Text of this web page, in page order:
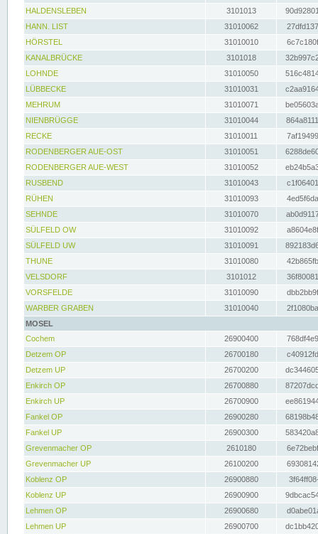
HALDENSLEBEN
3101013
HANN. LIST
31010062
HÖRSTEL
31010010
KANALBRÜCKE
3101018
LOHNDE
31010050
LÜBBECKE
31010031
MEHRUM
31010071
NIENBRÜGGE
31010044
RECKE
31010011
RODENBERGER AUE-OST
31010051
RODENBERGER AUE-WEST
31010052
RUSBEND
31010043
RÜHEN
31010093
SEHNDE
31010070
SÜLFELD OW
31010092
SÜLFELD UW
31010091
THUNE
31010080
VELSDORF
3101012
VORSFELDE
31010090
WARBER GRABEN
31010040
MOSEL
Cochem
26900400
Detzem OP
26700180
Detzem UP
26700200
Enkirch OP
26700880
Enkirch UP
26700900
Fankel OP
26900280
Fankel UP
26900300
Grevenmacher OP
2610180
Grevenmacher UP
26100200
Koblenz OP
26900880
Koblenz UP
26900900
Lehmen OP
26900680
Lehmen UP
26900700